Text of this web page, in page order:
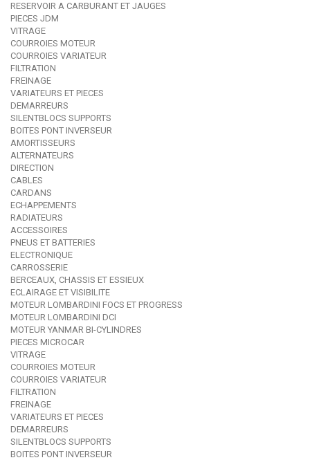
RESERVOIR A CARBURANT ET JAUGES
PIECES JDM
VITRAGE
COURROIES MOTEUR
COURROIES VARIATEUR
FILTRATION
FREINAGE
VARIATEURS ET PIECES
DEMARREURS
SILENTBLOCS SUPPORTS
BOITES PONT INVERSEUR
AMORTISSEURS
ALTERNATEURS
DIRECTION
CABLES
CARDANS
ECHAPPEMENTS
RADIATEURS
ACCESSOIRES
PNEUS ET BATTERIES
ELECTRONIQUE
CARROSSERIE
BERCEAUX, CHASSIS ET ESSIEUX
ECLAIRAGE ET VISIBILITE
MOTEUR LOMBARDINI FOCS ET PROGRESS
MOTEUR LOMBARDINI DCI
MOTEUR YANMAR BI-CYLINDRES
PIECES MICROCAR
VITRAGE
COURROIES MOTEUR
COURROIES VARIATEUR
FILTRATION
FREINAGE
VARIATEURS ET PIECES
DEMARREURS
SILENTBLOCS SUPPORTS
BOITES PONT INVERSEUR